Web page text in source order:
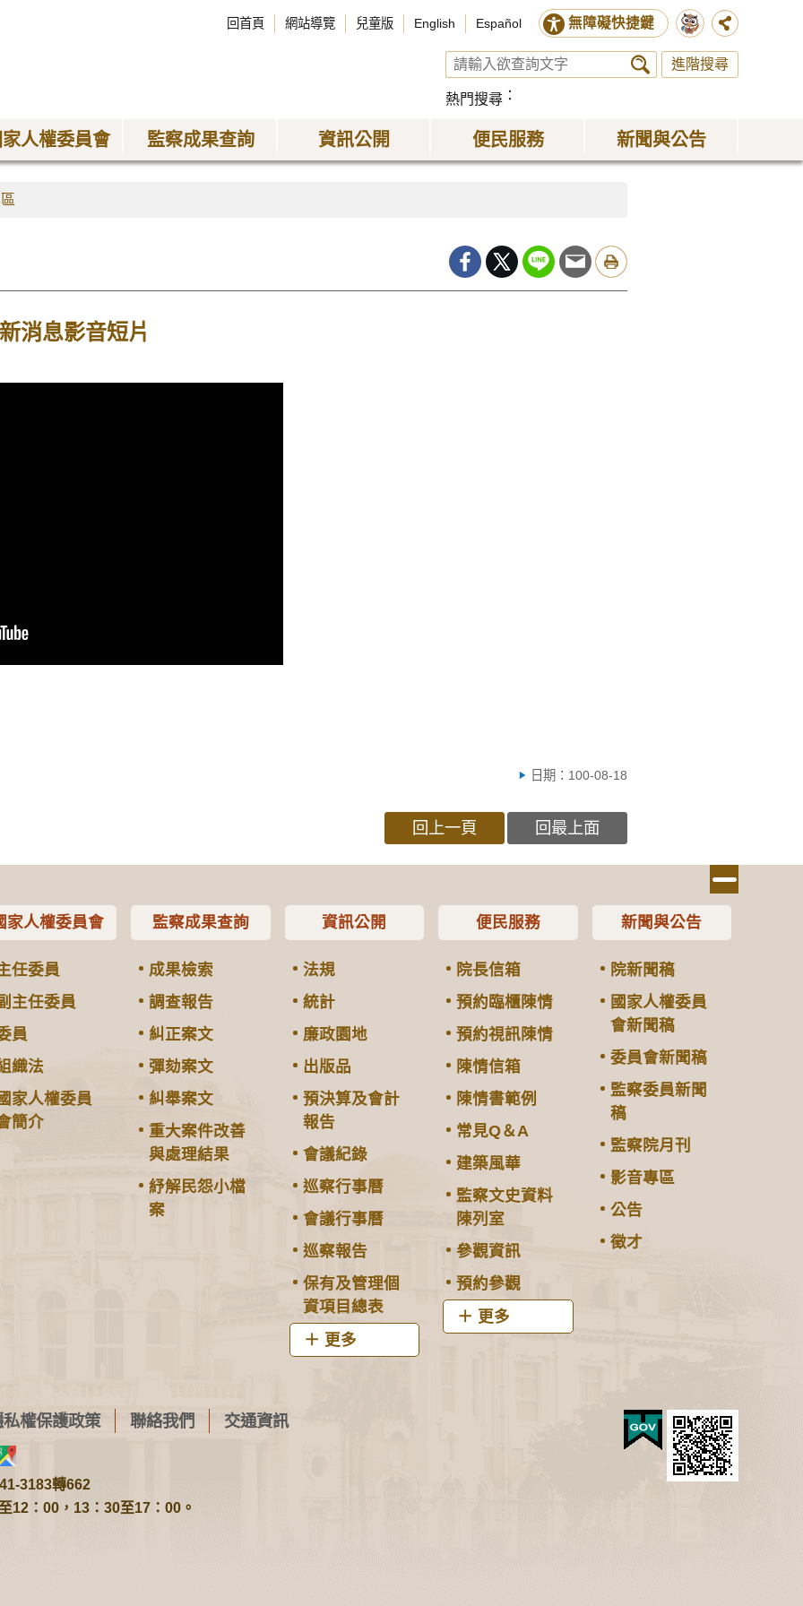
回首頁 網站導覽 兒童版 English Español 無障礙快捷鍵
進階搜尋
熱門搜尋
人權委員會 監察成果查詢 資訊公開 便民服務 新聞與公告
消息影音短片
日期：100-08-18
回上一頁 回最上面
家人權委員會
任委員
主任委員
員
織法
家人權委員
簡介
監察成果查詢
成果檢索
調查報告
糾正案文
彈劾案文
糾舉案文
重大案件改善
與處理結果
紓解民怨小檔
案
資訊公開
法規
統計
廉政園地
出版品
預決算及會計
報告
會議紀錄
巡察行事曆
會議行事曆
巡察報告
保有及管理個
資項目總表
更多
便民服務
院長信箱
預約臨櫃陳情
預約視訊陳情
陳情信箱
陳情書範例
常見Q＆A
建築風華
監察文史資料
陳列室
參觀資訊
預約參觀
更多
新聞與公告
院新聞稿
國家人權委員
會新聞稿
委員會新聞稿
監察委員新聞
稿
監察院月刊
影音專區
公告
徵才
私權保護政策 聯絡我們 交通資訊
3183轉662
12：00，13：30至17：00。